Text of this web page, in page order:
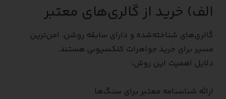
الف) خرید از گالری‌های معتبر
گالری‌های شناخته‌شده و دارای سابقه روشن، امن‌ترین
مسیر برای خرید جواهرات کلکسیونی هستند.
دلایل اهمیت این روش:
ارائه شناسنامه معتبر برای سنگ‌ها